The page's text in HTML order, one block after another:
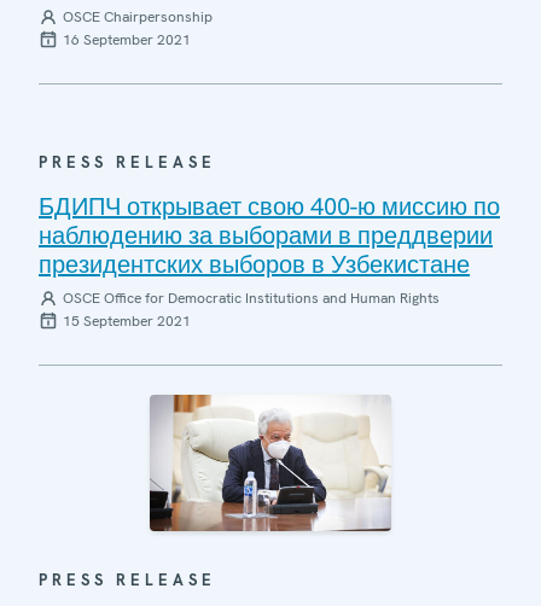
OSCE Chairpersonship
16 September 2021
PRESS RELEASE
БДИПЧ открывает свою 400-ю миссию по
наблюдению за выборами в преддверии
президентских выборов в Узбекистане
OSCE Office for Democratic Institutions and Human Rights
15 September 2021
PRESS RELEASE